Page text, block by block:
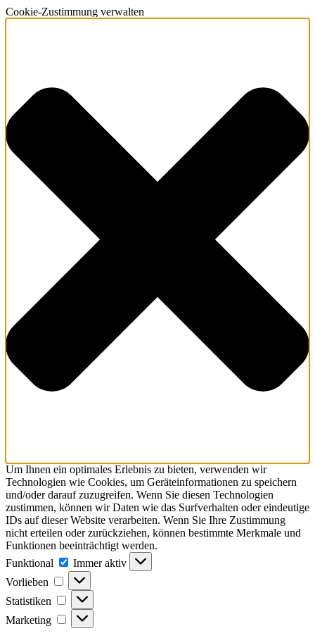
Cookie-Zustimmung verwalten
Um Ihnen ein optimales Erlebnis zu bieten, verwenden wir
Technologien wie Cookies, um Geräteinformationen zu speichern
und/oder darauf zuzugreifen. Wenn Sie diesen Technologien
zustimmen, können wir Daten wie das Surfverhalten oder eindeutige
IDs auf dieser Website verarbeiten. Wenn Sie Ihre Zustimmung
nicht erteilen oder zurückziehen, können bestimmte Merkmale und
Funktionen beeinträchtigt werden.
Funktional
Funktional
Immer aktiv
Vorlieben
Vorlieben
Statistiken Statistiken
Marketing Marketing